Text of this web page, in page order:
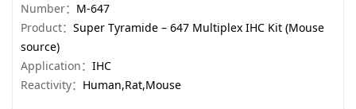
Number： M-647
Product： Super Tyramide – 647 Multiplex IHC Kit (Mouse
source)
Application： IHC
Reactivity： Human,Rat,Mouse